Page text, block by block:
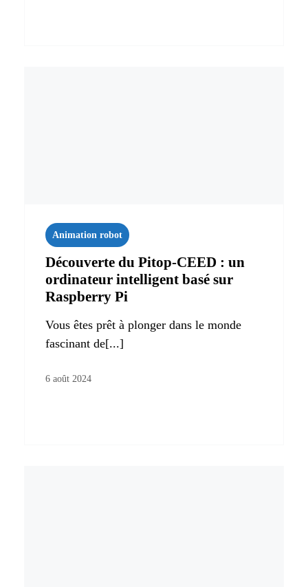
Animation robot
Découverte du Pitop-CEED : un
ordinateur intelligent basé sur
Raspberry Pi
Vous êtes prêt à plonger dans le monde
fascinant de[...]
6 août 2024